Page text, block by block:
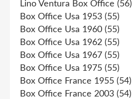
Lino Ventura Box Office (56)
Box Office Usa 1953 (55)
Box Office Usa 1960 (55)
Box Office Usa 1962 (55)
Box Office Usa 1967 (55)
Box Office Usa 1975 (55)
Box Office France 1955 (54)
Box Office France 2003 (54)